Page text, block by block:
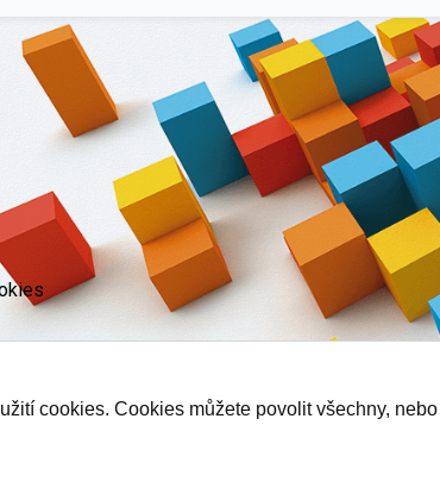
cookies. Cookies můžete povolit všechny,